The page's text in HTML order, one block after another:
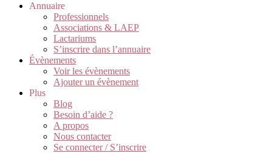
Annuaire
Professionnels
Associations & LAEP
Lactariums
S’inscrire dans l’annuaire
Évènements
Voir les évènements
Ajouter un évènement
Plus
Blog
Besoin d’aide ?
A propos
Nous contacter
Se connecter / S’inscrire